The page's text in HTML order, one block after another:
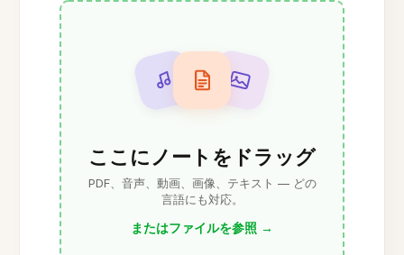
ここにノートをドラッグ
PDF、音声、動画、画像、テキスト — どの
言語にも対応。
またはファイルを参照 →